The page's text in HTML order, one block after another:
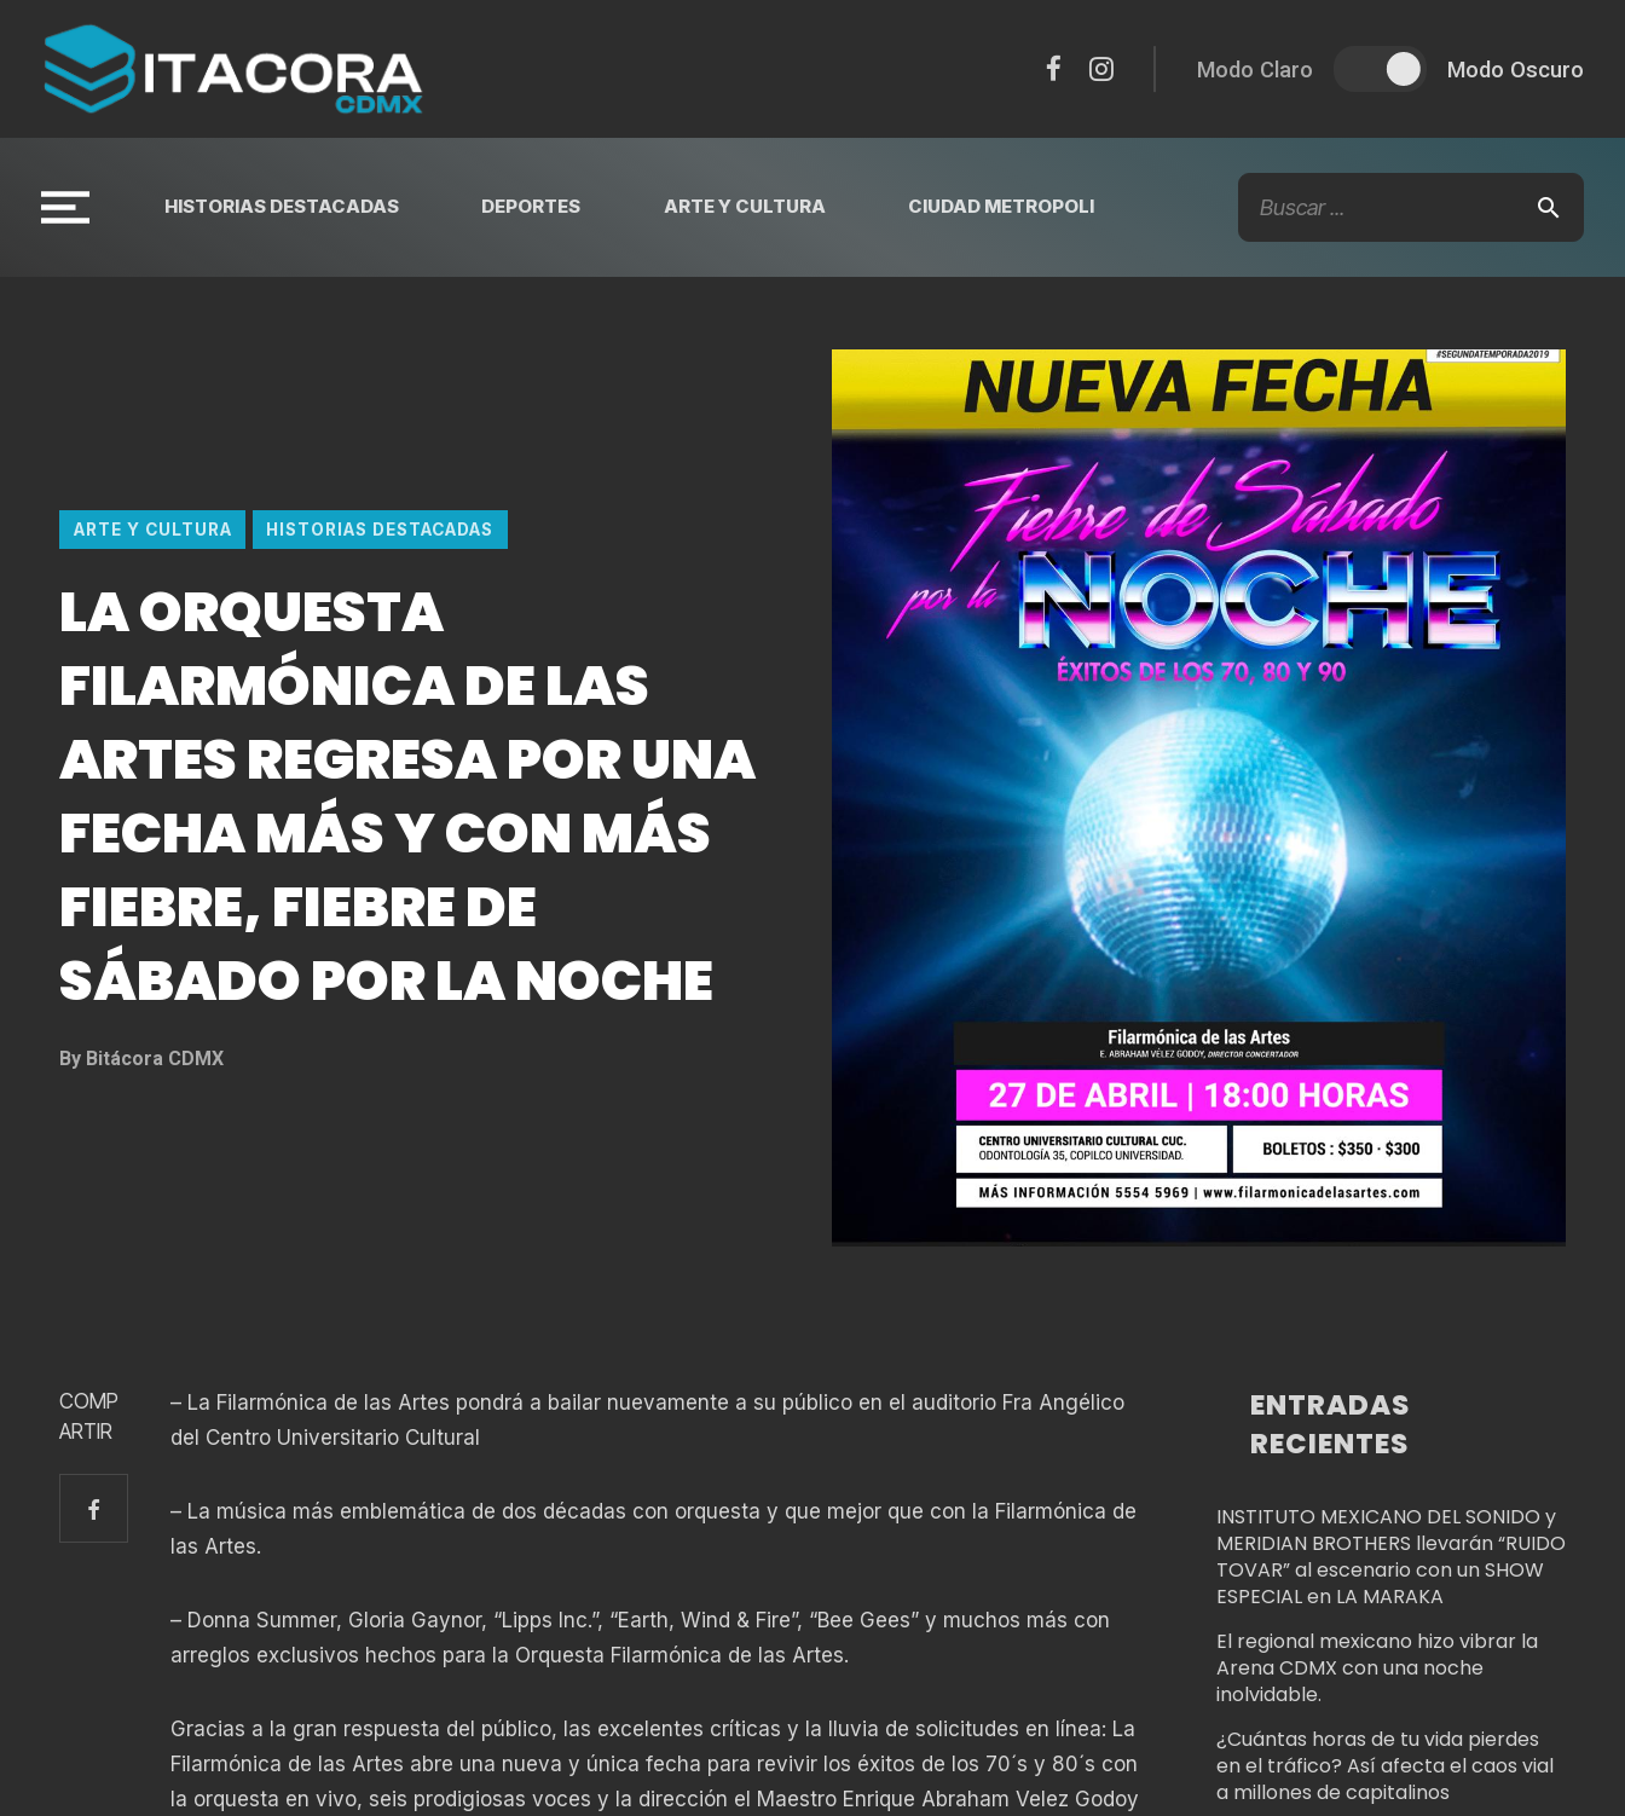
Modo Claro Modo Oscuro
HISTORIAS DESTACADAS DEPORTES ARTE Y CULTURA CIUDAD METROPOLI
ARTE Y CULTURA HISTORIAS DESTACADAS
LA ORQUESTA
FILARMÓNICA DE LAS
ARTES REGRESA POR UNA
FECHA MÁS Y CON MÁS
FIEBRE, FIEBRE DE
SÁBADO POR LA NOCHE
By Bitácora CDMX
COMP
ARTIR
– La Filarmónica de las Artes pondrá a bailar nuevamente a su público en el auditorio Fra Angélico
del Centro Universitario Cultural
– La música más emblemática de dos décadas con orquesta y que mejor que con la Filarmónica de
las Artes.
– Donna Summer, Gloria Gaynor, “Lipps Inc.”, “Earth, Wind & Fire”, “Bee Gees” y muchos más con
arreglos exclusivos hechos para la Orquesta Filarmónica de las Artes.
Gracias a la gran respuesta del público, las excelentes críticas y la lluvia de solicitudes en línea: La
Filarmónica de las Artes abre una nueva y única fecha para revivir los éxitos de los 70´s y 80´s con
la orquesta en vivo, seis prodigiosas voces y la dirección el Maestro Enrique Abraham Velez Godoy
ENTRADAS
RECIENTES
INSTITUTO MEXICANO DEL SONIDO y
MERIDIAN BROTHERS llevarán “RUIDO
TOVAR” al escenario con un SHOW
ESPECIAL en LA MARAKA
El regional mexicano hizo vibrar la
Arena CDMX con una noche
inolvidable.
¿Cuántas horas de tu vida pierdes
en el tráfico? Así afecta el caos vial
a millones de capitalinos